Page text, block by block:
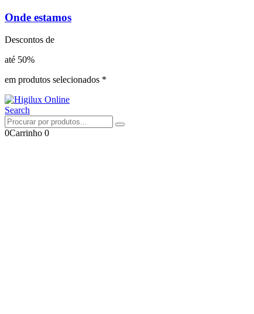
Onde estamos
Descontos de
até 50%
em produtos selecionados *
Search
0Carrinho 0